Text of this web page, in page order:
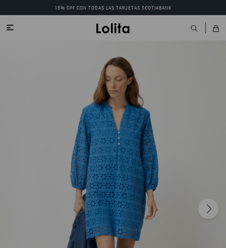
15% OFF CON TODAS LAS TARJETAS SCOTIABANK
